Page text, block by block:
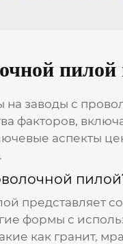
пилой
на заводы с
факторов,
аспекты
пилой
представляет
формы с
как гранит,